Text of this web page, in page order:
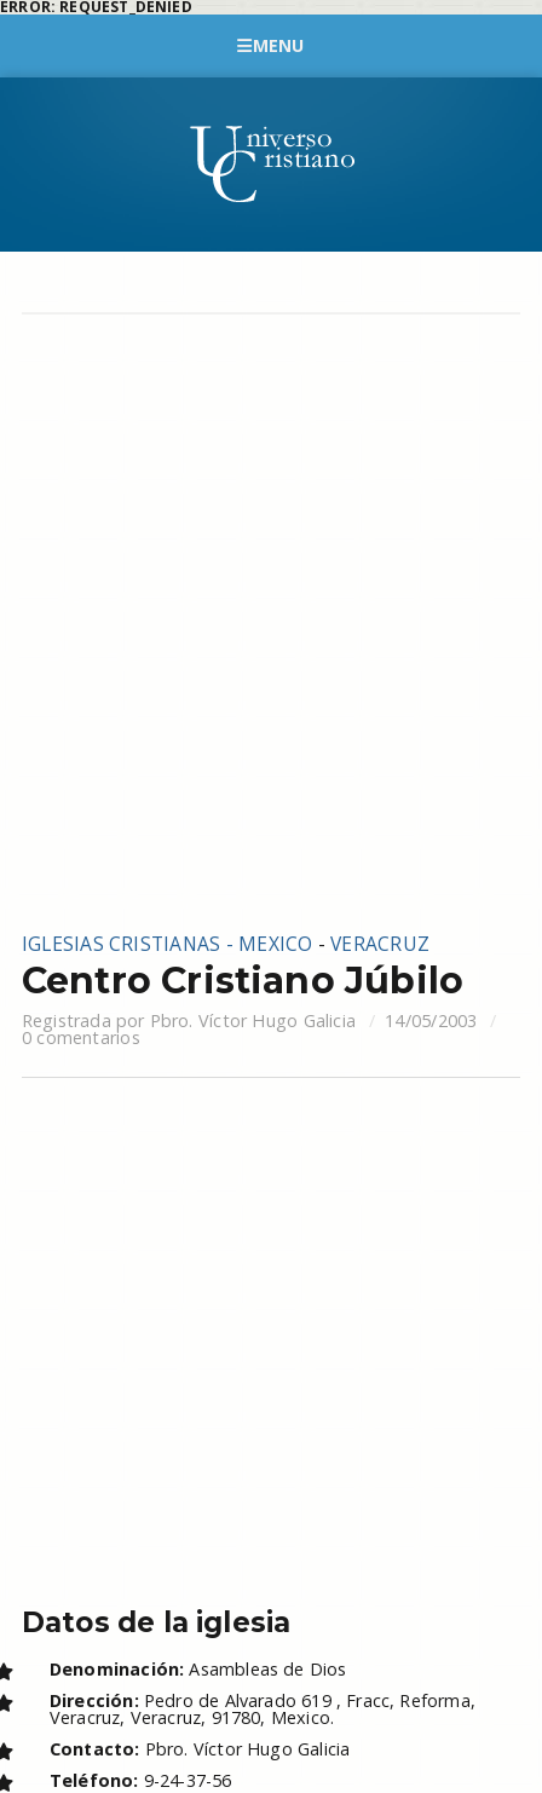
ERROR: REQUEST_DENIED
MENU
IGLESIAS CRISTIANAS - MEXICO -VERACRUZ
Centro Cristiano Júbilo
Registrada por Pbro. Víctor Hugo Galicia 14/05/2003
0 comentarios
Datos de la iglesia
Denominación: Asambleas de Dios
Dirección: Pedro de Alvarado 619 , Fracc, Reforma,
Veracruz, Veracruz, 91780, Mexico.
Contacto: Pbro. Víctor Hugo Galicia
Teléfono: 9-24-37-56